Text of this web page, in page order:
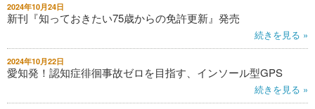
2024年10月24日
新刊『知っておきたい75歳からの免許更新』発売
続きを見る »
2024年10月22日
愛知発！認知症徘徊事故ゼロを目指す、インソール型GPS
続きを見る »